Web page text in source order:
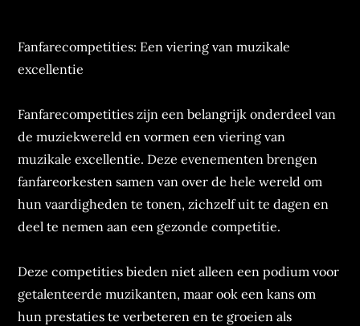
Fanfarecompetities: Een viering van muzikale
excellentie
Fanfarecompetities zijn een belangrijk onderdeel van
de muziekwereld en vormen een viering van
muzikale excellentie. Deze evenementen brengen
fanfareorkesten samen van over de hele wereld om
hun vaardigheden te tonen, zichzelf uit te dagen en
deel te nemen aan een gezonde competitie.
Deze competities bieden niet alleen een podium voor
getalenteerde muzikanten, maar ook een kans om
hun prestaties te verbeteren en te groeien als